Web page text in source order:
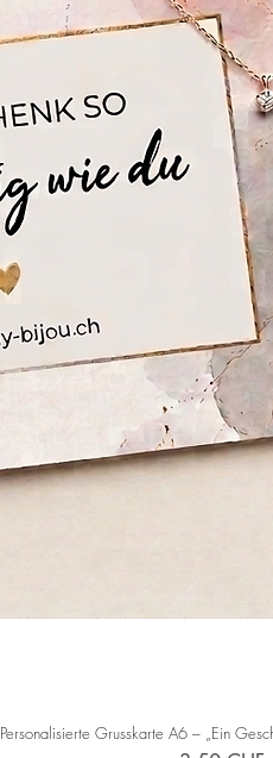
Personalisierte Grusskarte A6 – „Ein